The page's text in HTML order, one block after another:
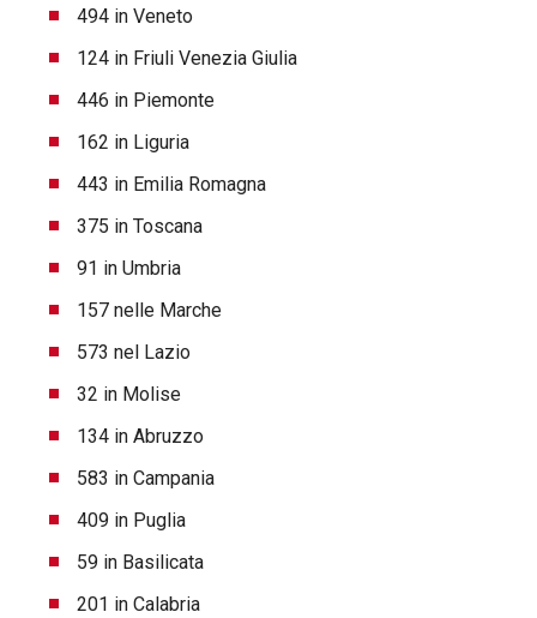
494 in Veneto
124 in Friuli Venezia Giulia
446 in Piemonte
162 in Liguria
443 in Emilia Romagna
375 in Toscana
91 in Umbria
157 nelle Marche
573 nel Lazio
32 in Molise
134 in Abruzzo
583 in Campania
409 in Puglia
59 in Basilicata
201 in Calabria